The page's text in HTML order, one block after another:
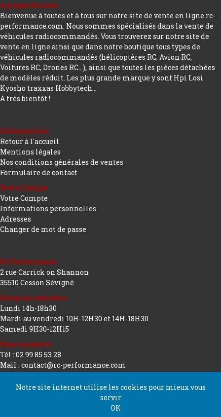
A propos de nous
Bienvenue à toutes et à tous sur notre site de vente en ligne rc-
performance.com. Nous sommes spécialisés dans la vente de
véhicules radiocommandés. Vous trouverez sur notre site de
vente en ligne ainsi que dans notre boutique tous types de
véhicules radiocommandés (hélicoptères RC, Avion RC,
Voitures RC, Drones RC…), ainsi que toutes les pièces détachées
de modèles réduit. Les plus grande marque y sont Hpi Losi
Kyosho traxxas Hobbytech...
A très bientôt !
Informations
Retour à l'accueil
Mentions légales
Nos conditions générales de ventes
Formulaire de contact
Votre Compte
Votre Compte
Informations personnelles
Adresses
Changer de mot de passe
Rc Performance
2 rue Carrick on Shannon
35510 Cesson Sévigné
Horaires ouverture :
Lundi 14h-18h30
Mardi au vendredi 10H-12H30 et 14H-18H30
Samedi 9H30-12H15
Nous contacter
Tél : 02 99 85 53 28
Mail : contact@rc-performance.com
Copyright 2026 tous droits réservés
Notre site internet utilise les cookies pour mieux vous
servir
OK